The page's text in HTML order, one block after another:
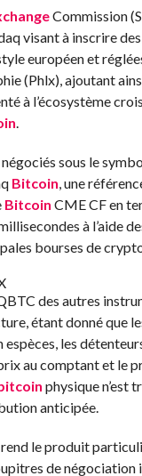
Commission
visant à inscrire
européen et
(Phlx), ajoutant
à l’écosystème
.
sous le
Bitcoin, une
Bitcoin CME CF en
à l’aide
bourses de
des autres
étant donné que
espèces, les
au comptant et le
physique n’est
anticipée.
le produit
de négociation